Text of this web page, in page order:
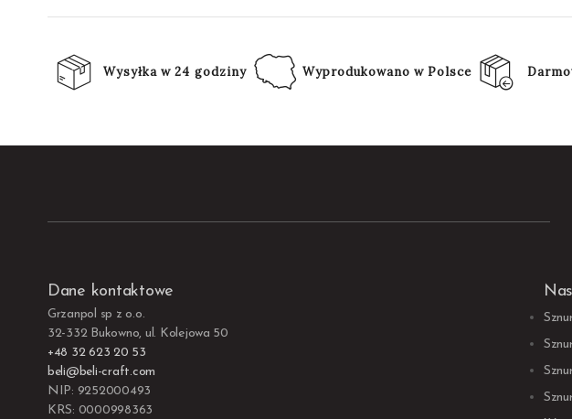
Wysyłka w 24 godziny Wyprodukowano w Polsce
Dane kontaktowe
Grzanpol sp z o.o.
32-332 Bukowno, ul. Kolejowa 50
+48 32 623 20 53
beli@beli-craft.com
NIP: 9252000493
KRS: 0000998363